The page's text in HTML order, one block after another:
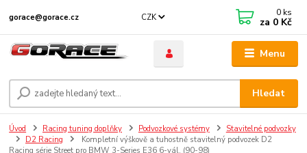
Menu
CZK
Hledat
gorace@gorace.cz 0 ks
za 0 Kč
Úvod Racing tuning doplňky Podvozkové systémy
Stavitelné podvozky
D2 Racing
Kompletní výškově a tuhostně stavitelný podvozek D2
Racing série Street pro BMW 3-Series E36 6-vál. (90-98)